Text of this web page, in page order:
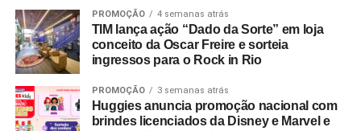
PROMOÇÃO 4 semanas atrás
TIM lança ação “Dado da Sorte” em loja
conceito da Oscar Freire e sorteia
ingressos para o Rock in Rio
PROMOÇÃO 3 semanas atrás
Huggies anuncia promoção nacional com
brindes licenciados da Disney e Marvel e